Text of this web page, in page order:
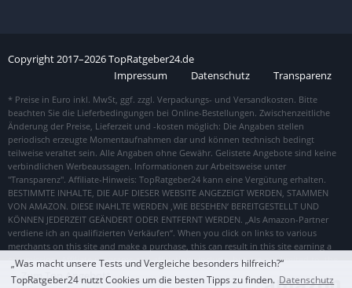
Zum Top Angebot
Copyright2017–2026TopRatgeber24.de
Impressum
Datenschutz Transparenz
„Was macht unsere Tests und Vergleiche besonders hilfreich?“
TopRatgeber24 nutzt Cookies um die besten Tipps zu finden. Datenschutz